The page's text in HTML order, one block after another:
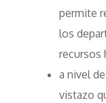
permite
los
recursos
a nivel
vistazo